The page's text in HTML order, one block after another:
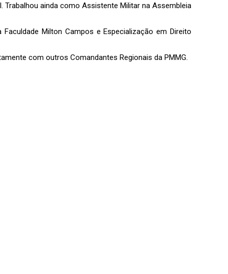
ainda como Assistente Militar na Assembleia
Milton Campos e Especialização em Direito
com outros Comandantes Regionais da PMMG.